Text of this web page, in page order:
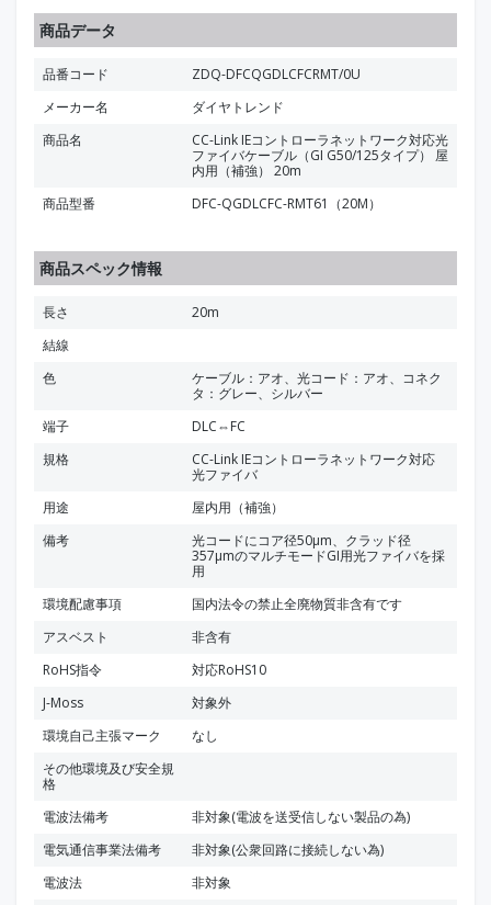
商品データ
品番コード
ZDQ-DFCQGDLCFCRMT/0U
メーカー名
ダイヤトレンド
商品名
CC-Link IEコントローラネットワーク対応光
ファイバケーブル（GI G50/125タイプ） 屋
内用（補強） 20m
商品型番
DFC-QGDLCFC-RMT61（20M）
商品スペック情報
長さ
20m
結線
色
ケーブル：アオ、光コード：アオ、コネク
タ：グレー、シルバー
端子
DLC⇔FC
規格
CC-Link IEコントローラネットワーク対応
光ファイバ
用途
屋内用（補強）
備考
光コードにコア径50μm、クラッド径
357μmのマルチモードGI用光ファイバを採
用
環境配慮事項
国内法令の禁止全廃物質非含有です
アスベスト
非含有
RoHS指令
対応RoHS10
J-Moss
対象外
環境自己主張マーク
なし
その他環境及び安全規
格
電波法備考
非対象(電波を送受信しない製品の為)
電気通信事業法備考
非対象(公衆回路に接続しない為)
電波法
非対象